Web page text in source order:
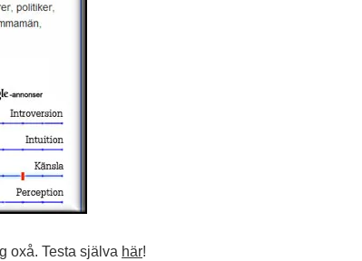
oxå. Testa själva här!